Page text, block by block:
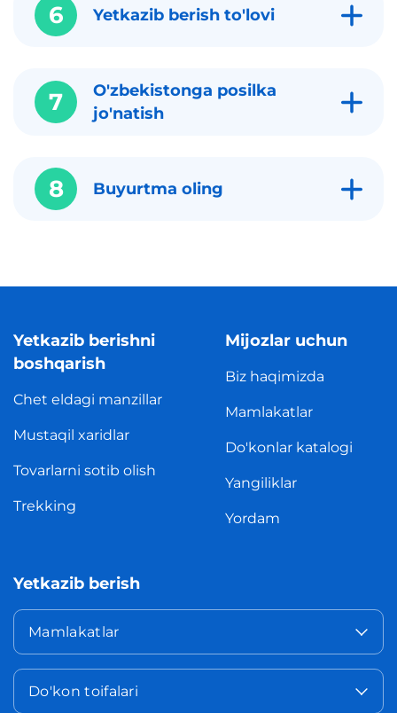
6 Yetkazib berish to'lovi
7
O'zbekistonga posilka
jo'natish
8 Buyurtma oling
Yetkazib berishni
boshqarish
Chet eldagi manzillar
Mustaqil xaridlar
Tovarlarni sotib olish
Trekking
Mijozlar uchun
Biz haqimizda
Mamlakatlar
Do'konlar katalogi
Yangiliklar
Yordam
Yetkazib berish
Mamlakatlar
Do'kon toifalari